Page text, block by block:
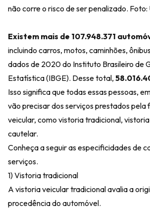
não corre o risco de ser penalizado. Foto:
Existem mais de 107.948.371
incluindo carros, motos, caminhões,
dados de 2020 do Instituto Brasileiro de
Estatística (IBGE). Desse total,
Isso significa que todas essas pessoas,
vão precisar dos serviços prestados pela
veicular, como vistoria tradicional,
cautelar.
Conheça a seguir as especificidades de
serviços.
1) Vistoria tradicional
A vistoria veicular tradicional avalia a
procedência do automóvel.